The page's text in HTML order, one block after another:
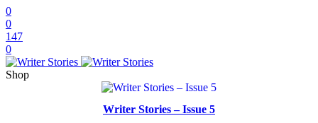
0
0
147
0
Shop
Writer Stories – Issue 5